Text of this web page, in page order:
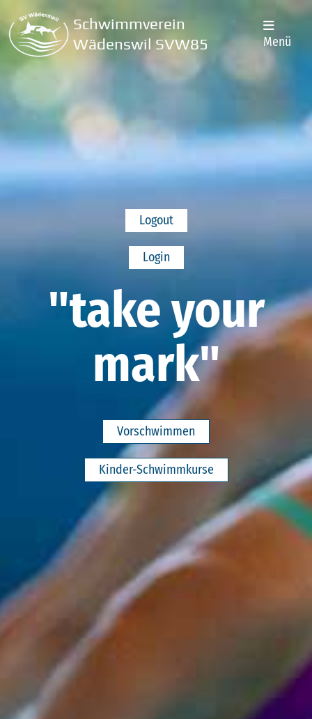
Schwimmverein
Wädenswil SVW85
Menü
Logout
Login
"take your
mark"
Vorschwimmen
Kinder-Schwimmkurse